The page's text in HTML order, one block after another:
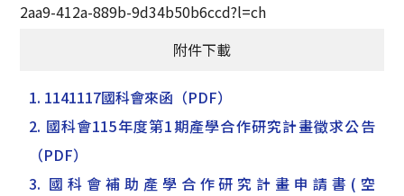
2aa9-412a-889b-9d34b50b6ccd?l=ch
附件下載
1. 1141117國科會來函 （PDF）
2. 國科會115年度第1期產學合作研究計畫徵求公告
（PDF）
3. 國科會補助產學合作研究計畫申請書(空